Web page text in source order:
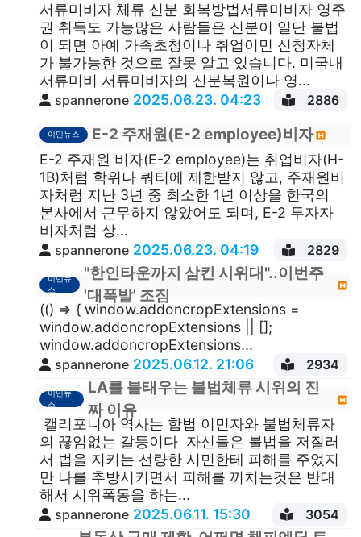
서류미비자 체류 신분 회복방법서류미비자 영주
권 취득도 가능많은 사람들은 신분이 일단 불법
이 되면 아예 가족초청이나 취업이민 신청자체
가 불가능한 것으로 잘못 알고 있습니다. 미국내
서류미비 서류미비자의 신분복원이나 영...
spannerone 2025.06.23. 04:23 2886
이민뉴스 E-2 주재원(E-2 employee)비자
E-2 주재원 비자(E-2 employee)는 취업비자(H-
1B)처럼 학위나 쿼터에 제한받지 않고, 주재원비
자처럼 지난 3년 중 최소한 1년 이상을 한국의
본사에서 근무하지 않았어도 되며, E-2 투자자
비자처럼 상...
spannerone 2025.06.23. 04:19 2829
이민뉴
스
"한인타운까지 삼킨 시위대"..이번주
'대폭발' 조짐
(() => { window.addoncropExtensions =
window.addoncropExtensions || [];
window.addoncropExtensions...
spannerone 2025.06.12. 21:06 2934
이민뉴
스
LA를 불태우는 불법체류 시위의 진
짜 이유
캘리포니아 역사는 합법 이민자와 불법체류자
의 끊임없는 갈등이다 자신들은 불법을 저질러
서 법을 지키는 선량한 시민한테 피해를 주었지
만 나를 추방시키면서 피해를 끼치는것은 반대
해서 시위폭동을 하는...
spannerone 2025.06.11. 15:30 3054